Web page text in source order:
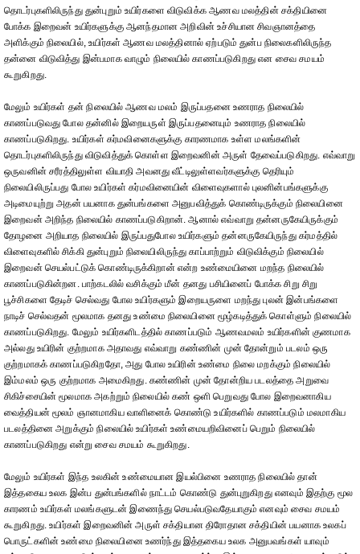
தொடர்புகளிலிருந்து துன்புறும் உயிர்களை விடுவிக்க ஆணவ மலத்தின் சக்தியினை
போக்க இறைவன் உயிர்களுக்கு ஆனந்தமான அறிவின் உச்சியான சிவஞானத்தை
அளிக்கும் நிலையில், உயிர்கள் ஆணவ மலத்தினால் ஏற்படும் துன்ப நிலைகளிலிருந்த
தன்னை விடுவித்து இன்பமாக வாழும் நிலையில் காணப்படுகிறது என சைவ சமயம்
கூறுகிறது.
மேலும் உயிர்கள் தன் நிலையில் ஆணவ மலம் இருப்பதனை உணராத நிலையில்
காணப்படுவது போல தன்னில் இறையருள் இருப்பதனையும் உணராத நிலையில்
காணப்படுகிறது. உயிர்கள் கர்மவினைகளுக்கு காரணமாக உள்ள மலங்களின்
தொடர்புகளிலிருந்து விடுவித்துக் கொள்ள இறைவனின் அருள் தேவைப்படுகிறது. எவ்வாறு
ஒருவனின் சரீரத்திலுள்ள வியாதி அவனது வீட்டிலுள்ளவர்களுக்கு தெரியும்
நிலையிலிருப்பது போல உயிர்கள் கர்மவினையின் விளைவுகளால் புலனின்பங்களுக்கு
அடிமையுற்று அதன் பயனாக துன்பங்களை அனுபவித்துக் கொண்டிருக்கும் நிலையினை
இறைவன் அறிந்த நிலையில் காணப்படுகிறான். ஆனால் எவ்வாறு தன்னருகேயிருக்கும்
தோழனை அறியாத நிலையில் இருப்பதுபோல உயிர்களும் தன்னருகேயிருந்து கர்மத்தில்
விளைவுகளில் சிக்கி துன்புறும் நிலையிலிருந்து காப்பாற்றும் விடுவிக்கும் நிலையில்
இறைவன் செயல்பட்டுக் கொண்டிருக்கிறான் என்ற உண்மையினை மறந்த நிலையில்
காணப்படுகின்றன. பாற்கடலில் வசிக்கும் மீன் தனது பசியினைப் போக்க சிறு சிறு
பூச்சிகளை தேடிச் செல்வது போல உயிர்களும் இறையருளை மறந்து புலன் இன்பங்களை
நாடிச் செல்வதன் மூலமாக தனது உண்மை நிலையினை மூழ்கடித்துக் கொள்ளும் நிலையில்
காணப்படுகிறது. மேலும் உயிர்களிடத்தில் காணப்படும் ஆணவமலம் உயிர்களின் குணமாக
அல்லது உயிரின் குற்றமாக அதாவது எவ்வாறு கண்ணின் முன் தோன்றும் படலம் ஒரு
குற்றமாகக் காணப்படுகிறதோ, அது போல உயிரின் உண்மை நிலை மறக்கும் நிலையில்
இம்மலம் ஒரு குற்றமாக அமைகிறது. கண்ணின் முன் தோன்றிய படலத்தை அறுவை
சிகிச்சையின் மூலமாக அகற்றும் நிலையில் கண் ஒளி பெறுவது போல இறைவனாகிய
வைத்தியன் மூலம் ஞானமாகிய வாளினைக் கொண்டு உயிர்களில் காணப்படும் மலமாகிய
படலத்தினை அறுக்கும் நிலையில் உயிர்கள் உண்மையறிவினைப் பெறும் நிலையில்
காணப்படுகிறது என்று சைவ சமயம் கூறுகிறது.
மேலும் உயிர்கள் இந்த உலகின் உண்மையான இயல்பினை உணராத நிலையில் தான்
இத்தகைய உலக இன்ப துன்பங்களில் நாட்டம் கொண்டு துன்புறுகிறது எனவும் இதற்கு மூல
காரணம் உயிர்கள் மலங்களுடன் இணைந்து செயல்படுவதேயாகும் எனவும் சைவ சமயம்
கூறுகிறது. உயிர்கள் இறைவனின் அருள் சக்தியான திரோதான சக்தியின் பயனாக உலகப்
பொருட்களின் உண்மை நிலையினை உணர்ந்து இத்தகைய உலக அனுபவங்கள் யாவும்